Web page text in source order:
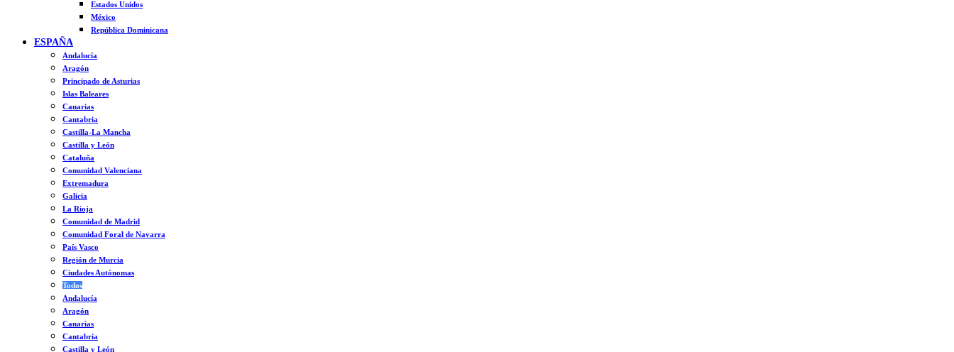
Estados Unidos
México
República Dominicana
ESPAÑA
Andalucía
Aragón
Principado de Asturias
Islas Baleares
Canarias
Cantabria
Castilla-La Mancha
Castilla y León
Cataluña
Comunidad Valenciana
Extremadura
Galicia
La Rioja
Comunidad de Madrid
Comunidad Foral de Navarra
País Vasco
Región de Murcia
Ciudades Autónomas
Todos
Andalucía
Aragón
Canarias
Cantabria
Castilla y León